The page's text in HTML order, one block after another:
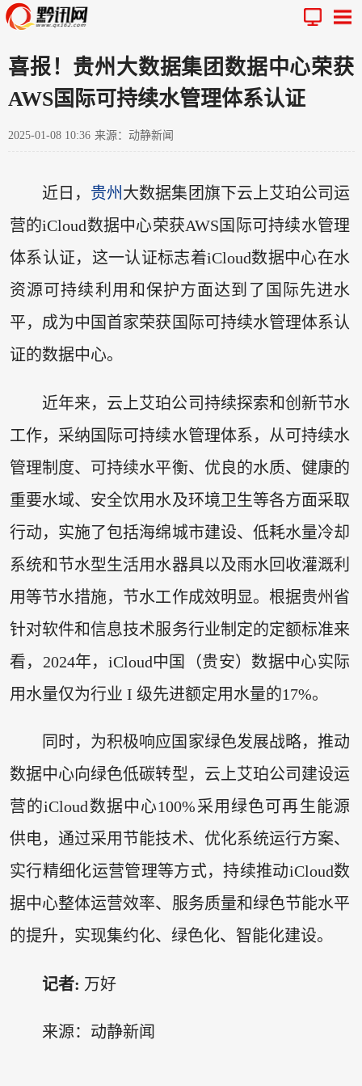
喜报！贵州大数据集团数据中心荣获
AWS国际可持续水管理体系认证
2025-01-08 10:36 来源：动静新闻
近日， 贵州 大数据集团旗下云上艾珀公司运
营的iCloud数据中心荣获AWS国际可持续水管理
体系认证，这一认证标志着iCloud数据中心在水
资源可持续利用和保护方面达到了国际先进水
平，成为中国首家荣获国际可持续水管理体系认
证的数据中心。
近年来，云上艾珀公司持续探索和创新节水
工作，采纳国际可持续水管理体系，从可持续水
管理制度、可持续水平衡、优良的水质、健康的
重要水域、安全饮用水及环境卫生等各方面采取
行动，实施了包括海绵城市建设、低耗水量冷却
系统和节水型生活用水器具以及雨水回收灌溉利
用等节水措施，节水工作成效明显。根据贵州省
针对软件和信息技术服务行业制定的定额标准来
看，2024年，iCloud中国（贵安）数据中心实际
用水量仅为行业 I 级先进额定用水量的17%。
同时，为积极响应国家绿色发展战略，推动
数据中心向绿色低碳转型，云上艾珀公司建设运
营的iCloud数据中心100%采用绿色可再生能源
供电，通过采用节能技术、优化系统运行方案、
实行精细化运营管理等方式，持续推动iCloud数
据中心整体运营效率、服务质量和绿色节能水平
的提升，实现集约化、绿色化、智能化建设。
记者: 万好
来源：动静新闻